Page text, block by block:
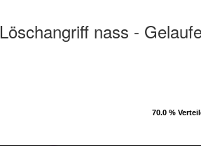
Löschangriff nass -
70.0 %
70.0 %